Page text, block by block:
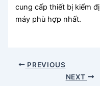
cung cấp thiết bị kiểm
máy phù hợp nhất.
PREVIOUS
NEXT